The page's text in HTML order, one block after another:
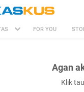
FOR YOU
Agan
Klik